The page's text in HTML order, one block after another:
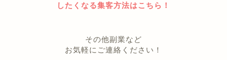
したくなる集客方法はこちら！
その他副業など
お気軽にご連絡ください！